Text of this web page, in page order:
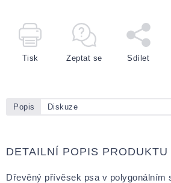
Tisk Zeptat se Sdílet
Popis Diskuze
DETAILNÍ POPIS PRODUKTU
Dřevěný přívěsek psa v polygonálním